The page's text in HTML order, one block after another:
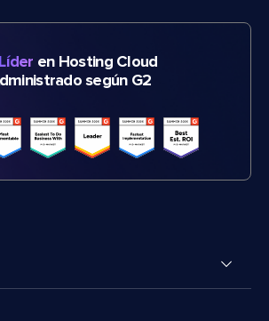
Líder en Hosting Cloud
según G2